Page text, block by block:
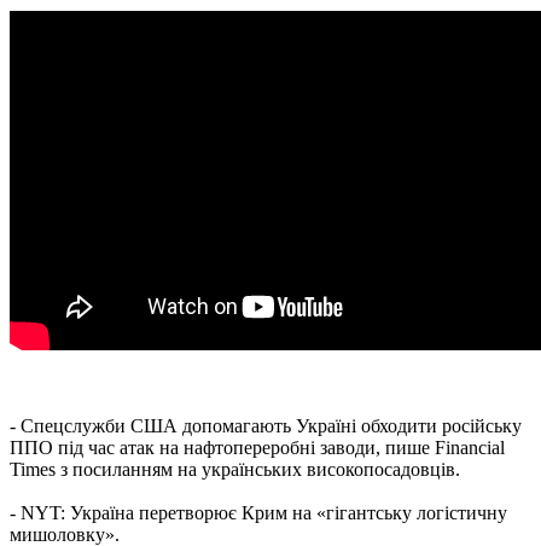
- Спецслужби США допомагають Україні обходити російську
ППО під час атак на нафтопереробні заводи, пише Financial
Times з посиланням на українських високопосадовців.
- NYT: Україна перетворює Крим на «гігантську логістичну
мишоловку».